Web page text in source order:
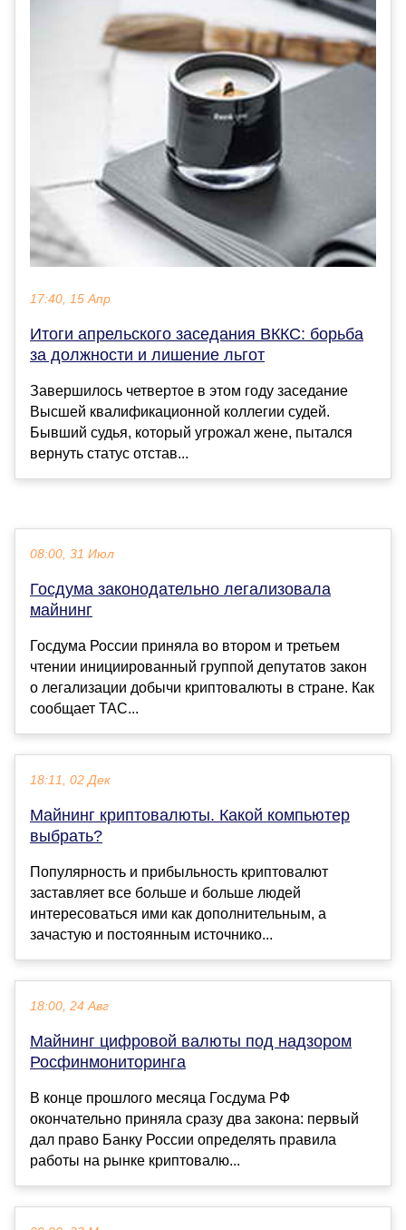
17:40, 15 Апр
Итоги апрельского заседания ВККС: борьба
за должности и лишение льгот
Завершилось четвертое в этом году заседание
Высшей квалификационной коллегии судей.
Бывший судья, который угрожал жене, пытался
вернуть статус отстав...
08:00, 31 Июл
Госдума законодательно легализовала
майнинг
Госдума России приняла во втором и третьем
чтении инициированный группой депутатов закон
о легализации добычи криптовалюты в стране. Как
сообщает ТАС...
18:11, 02 Дек
Майнинг криптовалюты. Какой компьютер
выбрать?
Популярность и прибыльность криптовалют
заставляет все больше и больше людей
интересоваться ими как дополнительным, а
зачастую и постоянным источнико...
18:00, 24 Авг
Майнинг цифровой валюты под надзором
Росфинмониторинга
В конце прошлого месяца Госдума РФ
окончательно приняла сразу два закона: первый
дал право Банку России определять правила
работы на рынке криптовалю...